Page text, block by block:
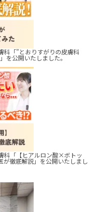
科「”とおりすがりの皮膚科
を公開いたしました。
科「【ヒアルロン酸×ボトッ
が徹底解説」を公開いたしまし